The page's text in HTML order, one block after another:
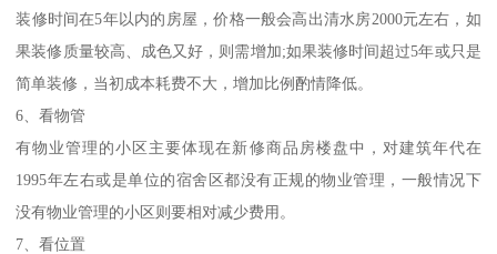
装修时间在5年以内的房屋，价格一般会高出清水房2000元左右，如
果装修质量较高、成色又好，则需增加;如果装修时间超过5年或只是
简单装修，当初成本耗费不大，增加比例酌情降低。
6、看物管
有物业管理的小区主要体现在新修商品房楼盘中，对建筑年代在
1995年左右或是单位的宿舍区都没有正规的物业管理，一般情况下
没有物业管理的小区则要相对减少费用。
7、看位置